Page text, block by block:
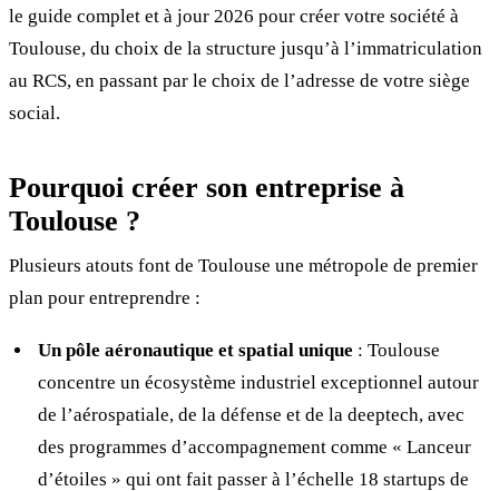
le guide complet et à jour 2026 pour créer votre société à
Toulouse, du choix de la structure jusqu’à l’immatriculation
au RCS, en passant par le choix de l’adresse de votre siège
social.
Pourquoi créer son entreprise à
Toulouse ?
Plusieurs atouts font de Toulouse une métropole de premier
plan pour entreprendre :
Un pôle aéronautique et spatial unique : Toulouse
concentre un écosystème industriel exceptionnel autour
de l’aérospatiale, de la défense et de la deeptech, avec
des programmes d’accompagnement comme « Lanceur
d’étoiles » qui ont fait passer à l’échelle 18 startups de